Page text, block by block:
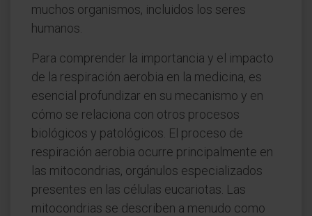
muchos organismos, incluidos los seres
humanos.
Para comprender la importancia y el impacto
de la respiración aerobia en la medicina, es
esencial profundizar en su mecanismo y en
cómo se relaciona con otros procesos
biológicos y patológicos. El proceso de
respiración aerobia ocurre principalmente en
las mitocondrias, orgánulos especializados
presentes en las células eucariotas. Las
mitocondrias se describen a menudo como